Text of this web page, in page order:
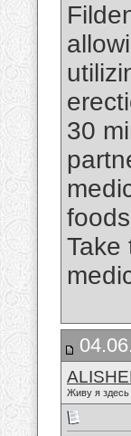
30
Take
Живу я здесь